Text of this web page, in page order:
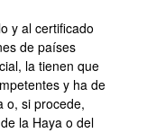
y al certificado
de países
la tienen que
y ha de
o, si procede,
la Haya o del